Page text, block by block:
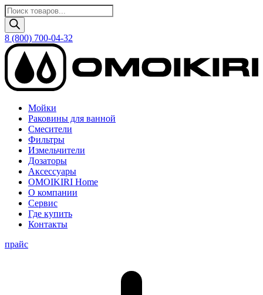
Поиск
товаров
8 (800) 700-04-32
Мойки
Раковины для ванной
Смесители
Фильтры
Измельчители
Дозаторы
Аксессуары
OMOIKIRI Home
О компании
Сервис
Где купить
Контакты
прайс